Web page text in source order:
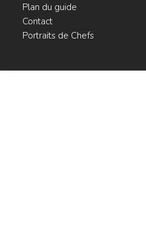
Plan du guide
Contact
Portraits de Chefs